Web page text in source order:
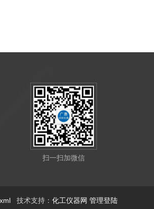
扫一扫加微信
技术支持： 化工仪器网 管理登陆